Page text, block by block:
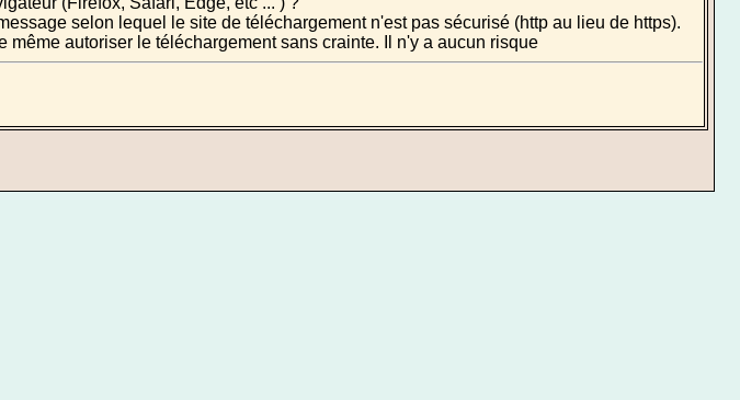
selon lequel le site de téléchargement n'est pas sécurisé (http au lieu de https).
même autoriser le téléchargement sans crainte. Il n'y a aucun risque